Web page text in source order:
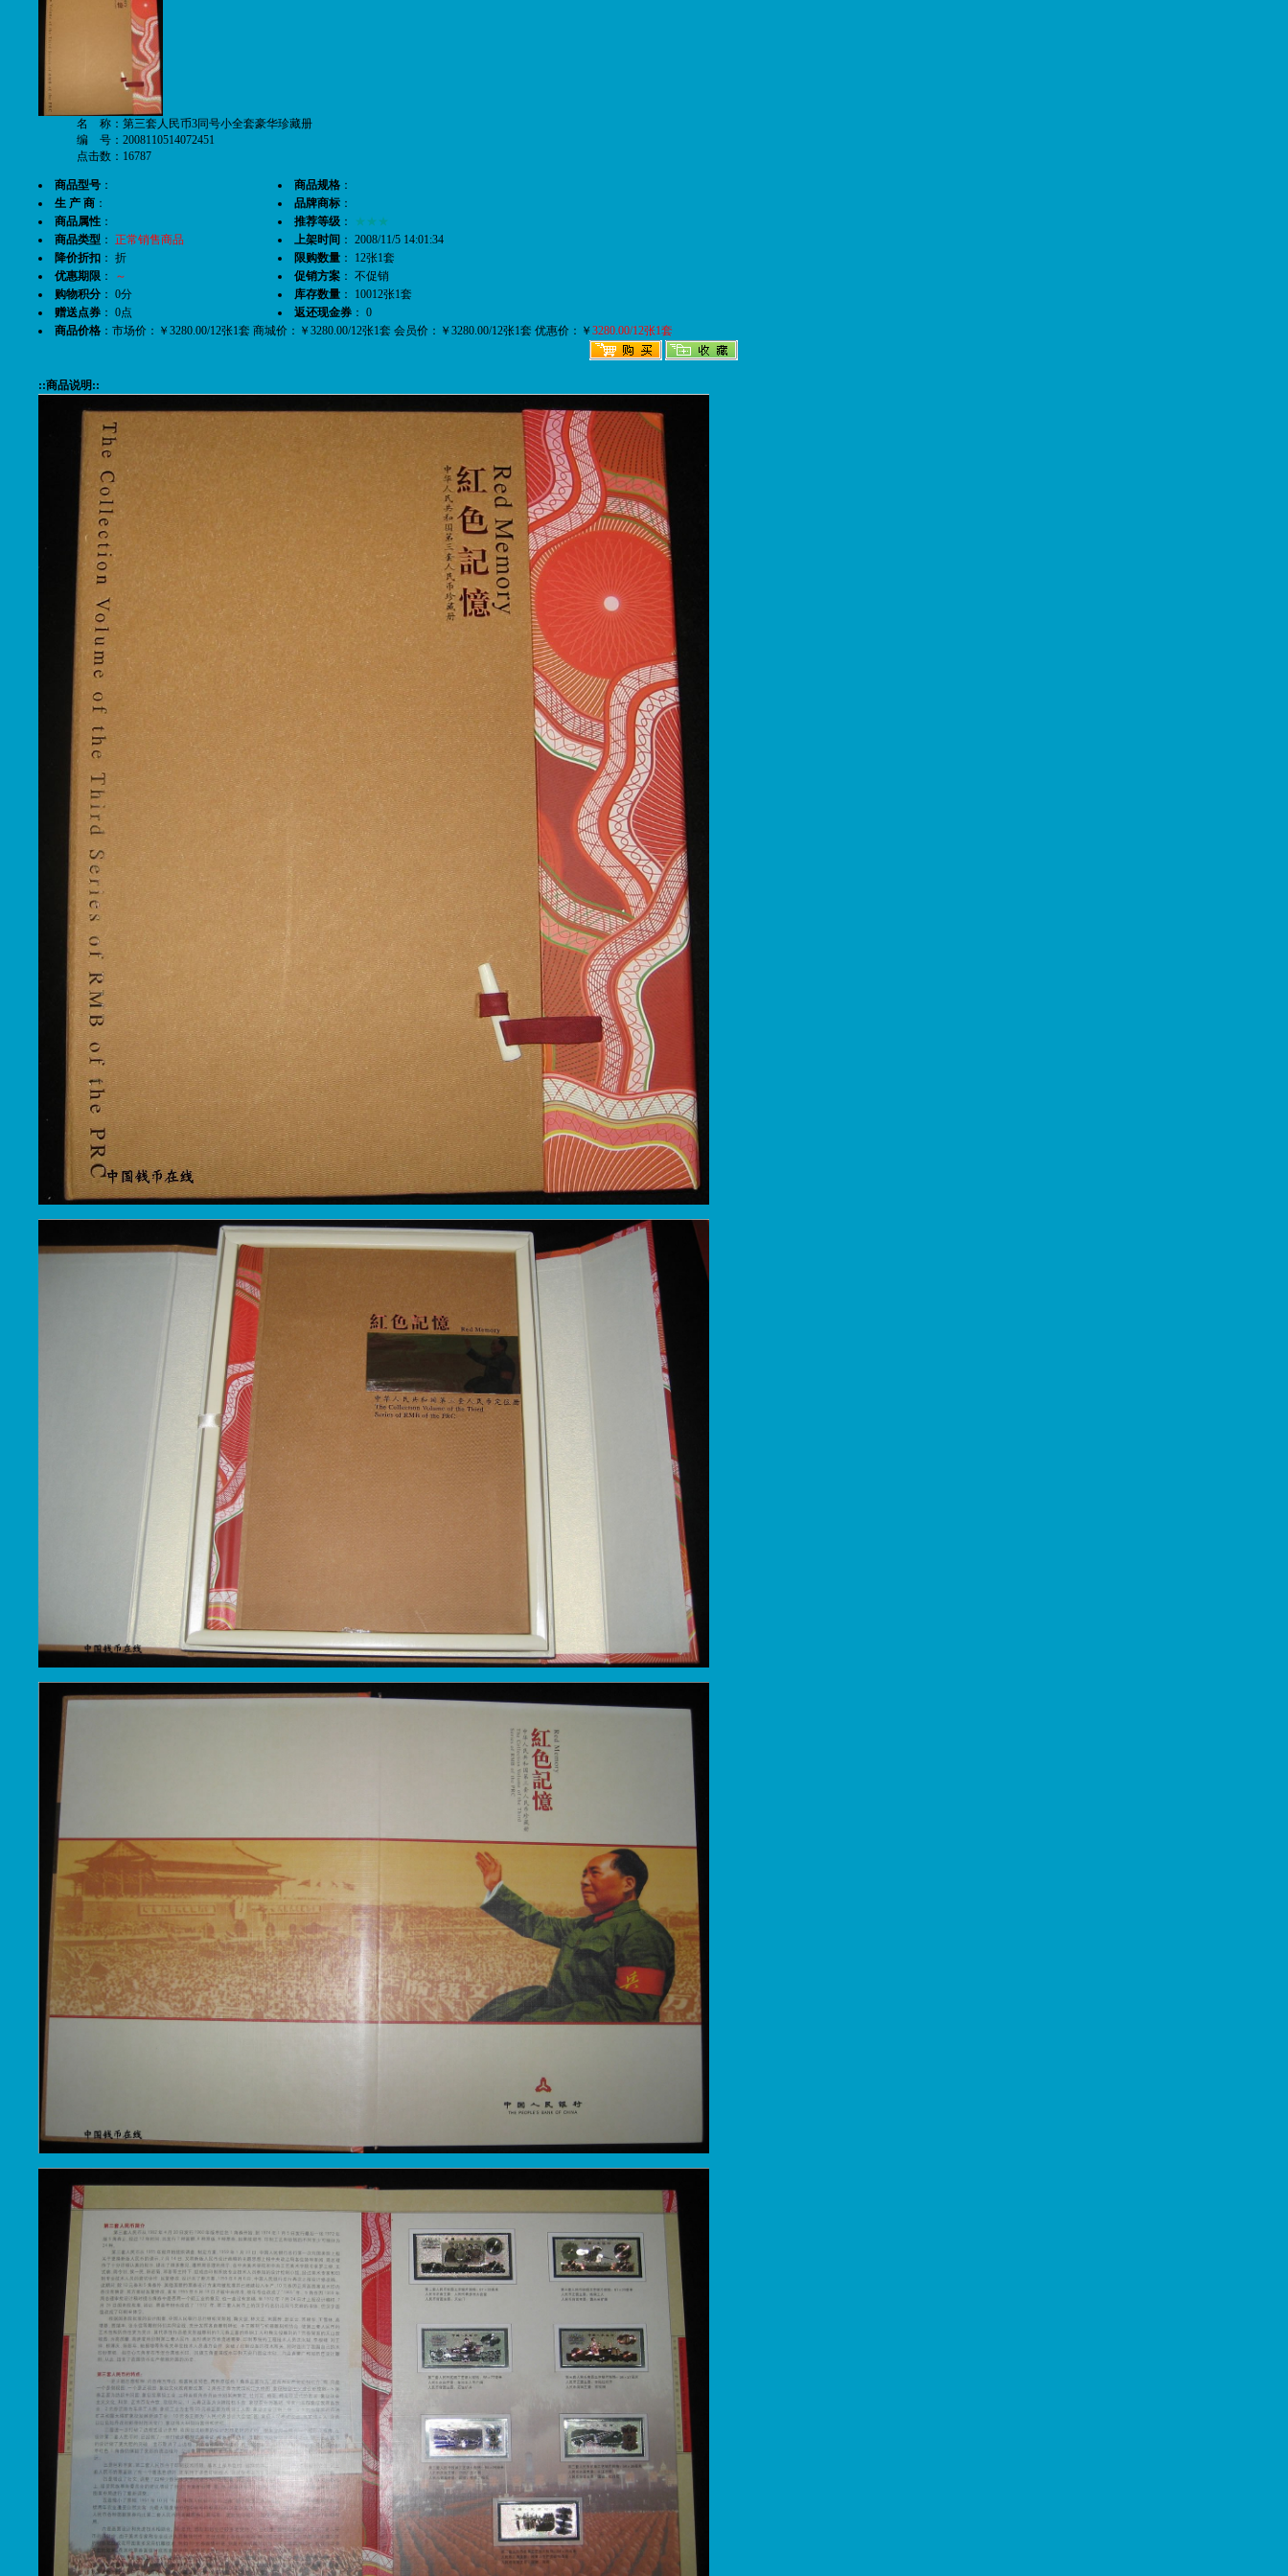
名 称：第三套人民币3同号小全套豪华珍藏册
编 号：2008110514072451
点击数：16787
商品型号 ：
生 产 商 ：
商品属性 ：
商品类型 ： 正常销售商品
降价折扣 ： 折
优惠期限 ：
～
购物积分 ： 0分
赠送点券 ： 0点
商品规格 ：
品牌商标 ：
推荐等级 ：
★★★
上架时间 ： 2008/11/5 14:01:34
限购数量 ： 12张1套
促销方案 ： 不促销
库存数量 ： 10012张1套
返还现金券 ： 0
商品价格 ：市场价：￥3280.00/12张1套 商城价：￥3280.00/12张1套 会员价：￥3280.00/12张1套 优惠价：￥ 3280.00/12张1套
::商品说明::